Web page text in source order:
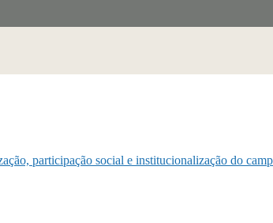
participação social e institucionalização do